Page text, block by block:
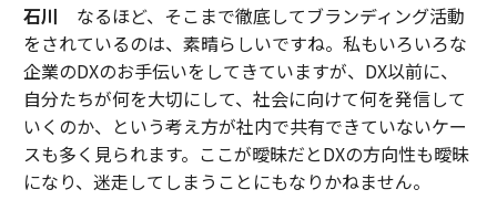
石川 なるほど、そこまで徹底してブランディング活動
をされているのは、素晴らしいですね。私もいろいろな
企業のDXのお手伝いをしてきていますが、DX以前に、
自分たちが何を大切にして、社会に向けて何を発信して
いくのか、という考え方が社内で共有できていないケー
スも多く見られます。ここが曖昧だとDXの方向性も曖昧
になり、迷走してしまうことにもなりかねません。